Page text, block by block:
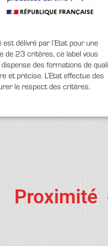
délivré par l’Etat pour une
de 23 critères, ce label vous
des formations de
et précise. L’Etat effectue des
le respect des critères.
Proximité